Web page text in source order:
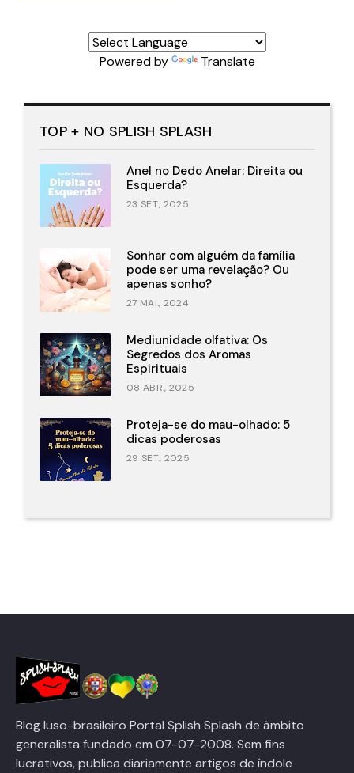
Powered by Translate
TOP + NO SPLISH SPLASH
Anel no Dedo Anelar: Direita ou
Esquerda?
23 SET., 2025
Sonhar com alguém da família
pode ser uma revelação? Ou
apenas sonho?
27 MAI., 2024
Mediunidade olfativa: Os
Segredos dos Aromas
Espirituais
08 ABR., 2025
Proteja-se do mau-olhado: 5
dicas poderosas
29 SET., 2025
Blog luso-brasileiro Portal Splish Splash de âmbito
generalista fundado em 07-07-2008. Sem fins
lucrativos, publica diariamente artigos de índole